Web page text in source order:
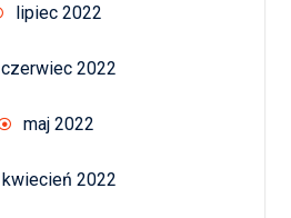
lipiec 2022
czerwiec 2022
maj 2022
kwiecień 2022